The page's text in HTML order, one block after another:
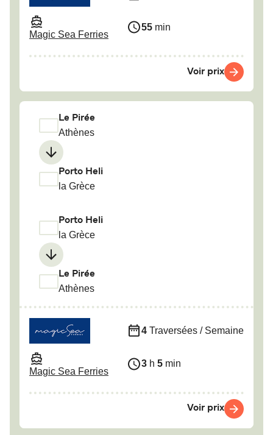
Magic Sea Ferries
55 min
Voir prix
Le Pirée
Athènes
Porto Heli
la Grèce
Porto Heli
la Grèce
Le Pirée
Athènes
Magic Sea Ferries
4 Traversées / Semaine
3 h 5 min
Voir prix